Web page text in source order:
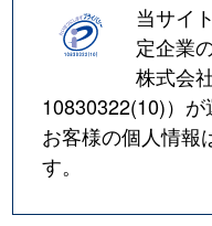
当サイ
定企業
株式会
10830322(10)）が
お客様の個人情報
す。